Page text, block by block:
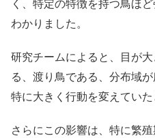
く、特定の特徴を持つ鳥ほ
わかりました。
研究チームによると、目が
る、渡り鳥である、分布域
特に大きく行動を変えていた
さらにこの影響は、特に繁